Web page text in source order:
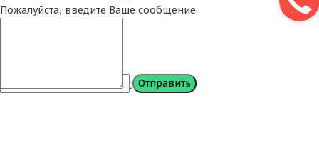
Пожалуйста, введите Ваше сообщение
Сообщение